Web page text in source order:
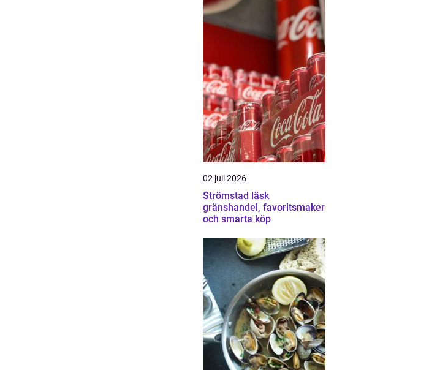
02 juli 2026
Strömstad läsk
gränshandel, favoritsmaker
och smarta köp